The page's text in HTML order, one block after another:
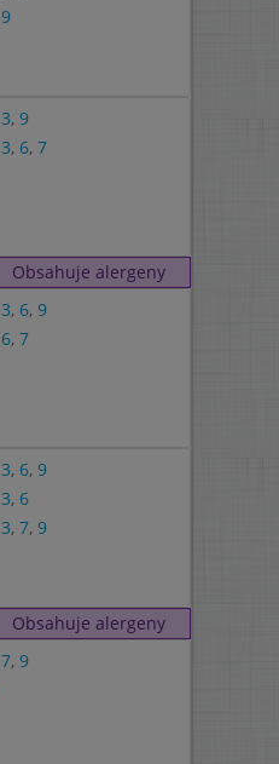
9
3, 9
3, 6, 7
Obsahuje alergeny
3, 6, 9
6, 7
3, 6, 9
3, 6
3, 7, 9
Obsahuje alergeny
7, 9